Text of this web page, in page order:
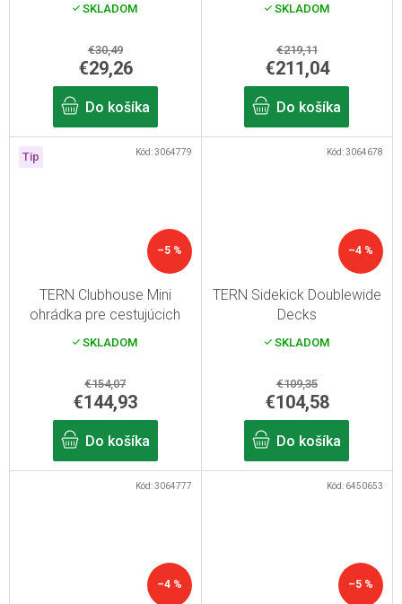
SKLADOM
€30,49
€29,26
Do košíka
SKLADOM
€219,11
€211,04
Do košíka
Tip
–5 %
TERN Clubhouse Mini
ohrádka pre cestujúcich
SKLADOM
€154,07
€144,93
Do košíka
Kód:3064779
–4 %
TERN Sidekick Doublewide
Decks
SKLADOM
€109,35
€104,58
Do košíka
Kód:3064678
–4 %
Kód:3064777
–5 %
Kód: 6450653